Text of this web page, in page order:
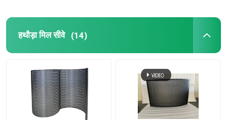
असेंबली और अन्य सामान
फ्लैट डाई क्लीनिंग मशीन
हथौड़ा मिल सीवे (14)